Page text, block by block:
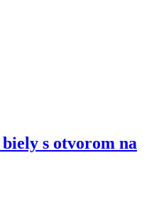
s otvorom na